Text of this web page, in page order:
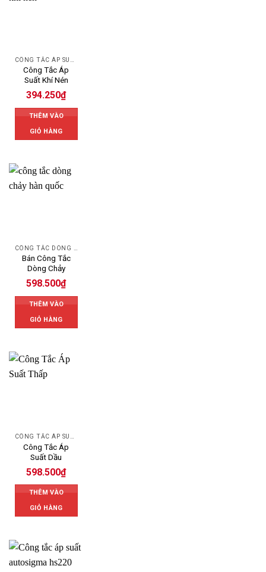
Công Tắc Áp
Suất Khí Nén
394.250₫
THÊM VÀO
GIỎ HÀNG
Bán Công Tắc
Dòng Chảy
598.500₫
THÊM VÀO
GIỎ HÀNG
Công Tắc Áp
Suất Dầu
598.500₫
THÊM VÀO
GIỎ HÀNG